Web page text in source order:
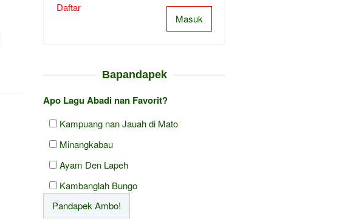
Masuk
Daftar
Bapandapek
Apo Lagu Abadi nan Favorit?
Kampuang nan Jauah di Mato
Minangkabau
Ayam Den Lapeh
Kambanglah Bungo